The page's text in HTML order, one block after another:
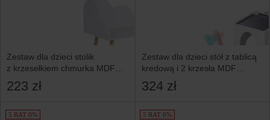
Zestaw dla dzieci stolik
z krzesełkiem chmurka MDF
drewno sosnowe biały
223 zł
Zestaw dla dzieci stół z tablicą
kredową i 2 krzesła MDF
wielokolorowy
324 zł
5 RAT 0% 5 RAT 0%